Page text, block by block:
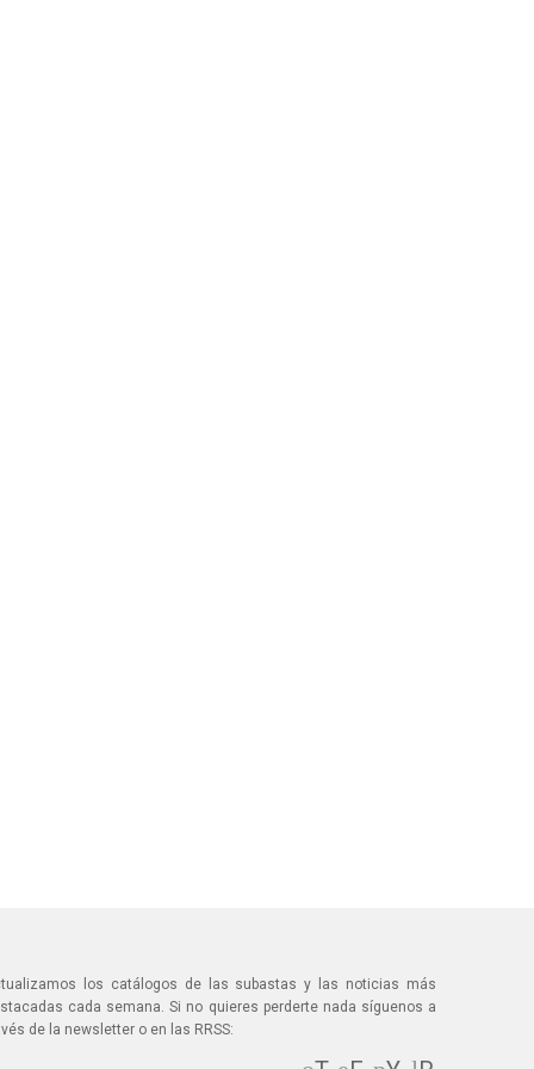
los catálogos de las subastas y las noticias más
cada semana. Si no quieres perderte nada síguenos a
de la newsletter o en las RRSS: